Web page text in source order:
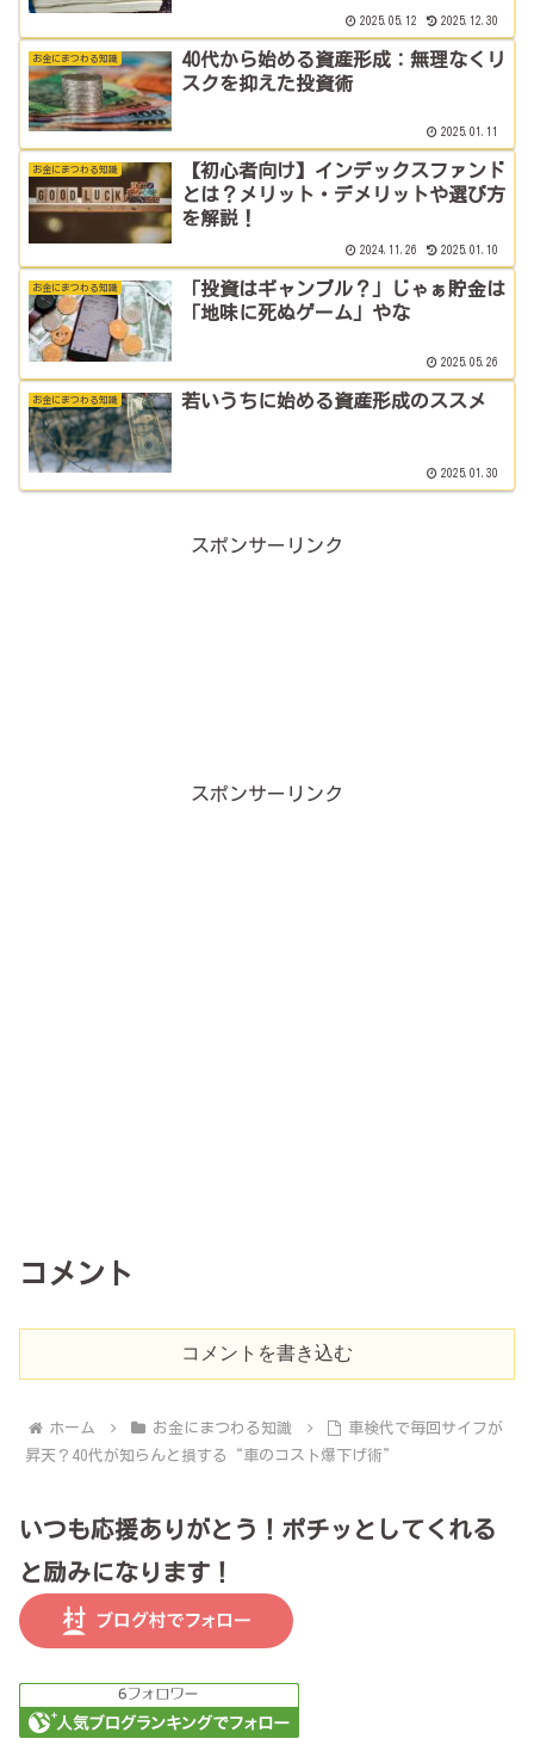
2025.05.12 2025.12.30
お金にまつわる知識
40代から始める資産形成：無理なくリ
スクを抑えた投資術
2025.01.11
お金にまつわる知識
【初心者向け】インデックスファンド
とは？メリット・デメリットや選び方
を解説！
2024.11.26 2025.01.10
お金にまつわる知識
「投資はギャンブル？」じゃぁ貯金は
「地味に死ぬゲーム」やな
2025.05.26
お金にまつわる知識 若いうちに始める資産形成のススメ
2025.01.30
スポンサーリンク
スポンサーリンク
コメント
コメントを書き込む
ホーム お金にまつわる知識
車検代で毎回サイフが
昇天？40代が知らんと損する“車のコスト爆下げ術”
いつも応援ありがとう！ポチッとしてくれる
と励みになります！